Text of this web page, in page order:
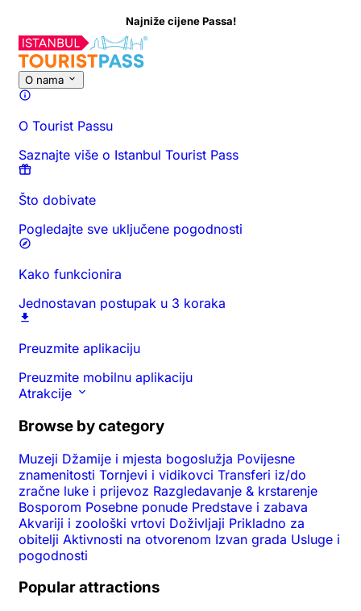
Najniže cijene Passa!
O nama
O Tourist Passu
Saznajte više o Istanbul Tourist Pass
Što dobivate
Pogledajte sve uključene pogodnosti
Kako funkcionira
Jednostavan postupak u 3 koraka
Preuzmite aplikaciju
Preuzmite mobilnu aplikaciju
Atrakcije
Browse by category
Muzeji Džamije i mjesta bogoslužja Povijesne
znamenitosti Tornjevi i vidikovci Transferi iz/do
zračne luke i prijevoz Razgledavanje & krstarenje
Bosporom Posebne ponude Predstave i zabava
Akvariji i zoološki vrtovi Doživljaji Prikladno za
obitelji Aktivnosti na otvorenom Izvan grada Usluge i
pogodnosti
Popular attractions